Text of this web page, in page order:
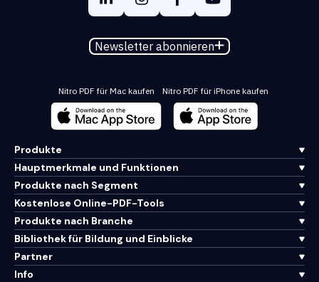
Newsletter abonnieren
Nitro PDF für Mac kaufen Nitro PDF für iPhone kaufen
Produkte
Hauptmerkmale und Funktionen
Produkte nach Segment
Kostenlose Online-PDF-Tools
Produkte nach Branche
Bibliothek für Bildung und Einblicke
Partner
Info